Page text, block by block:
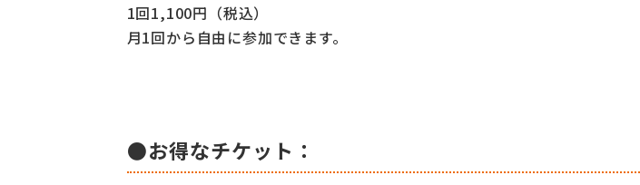
1回1,100円（税込）
月1回から自由に参加できます。
●お得なチケット：